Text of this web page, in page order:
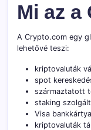
Mi az a
A Crypto.com egy
lehetővé teszi:
kriptovaluták
spot
származtatott
staking
Visa
kriptovaluták